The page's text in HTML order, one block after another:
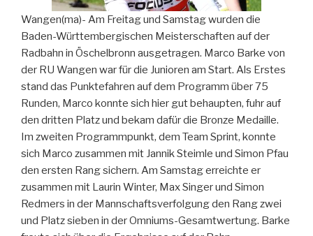
Wangen(ma)- Am Freitag und Samstag wurden die
Baden-Württembergischen Meisterschaften auf der
Radbahn in Öschelbronn ausgetragen. Marco Barke von
der RU Wangen war für die Junioren am Start. Als Erstes
stand das Punktefahren auf dem Programm über 75
Runden, Marco konnte sich hier gut behaupten, fuhr auf
den dritten Platz und bekam dafür die Bronze Medaille.
Im zweiten Programmpunkt, dem Team Sprint, konnte
sich Marco zusammen mit Jannik Steimle und Simon Pfau
den ersten Rang sichern. Am Samstag erreichte er
zusammen mit Laurin Winter, Max Singer und Simon
Redmers in der Mannschaftsverfolgung den Rang zwei
und Platz sieben in der Omniums-Gesamtwertung. Barke